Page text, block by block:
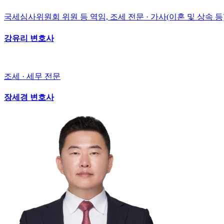
국세심사위원회 위원 등 역임, 조세 전문 · 가사(이혼 및 상속
강유리 변호사
조세 · 세무 전문
장세경 변호사